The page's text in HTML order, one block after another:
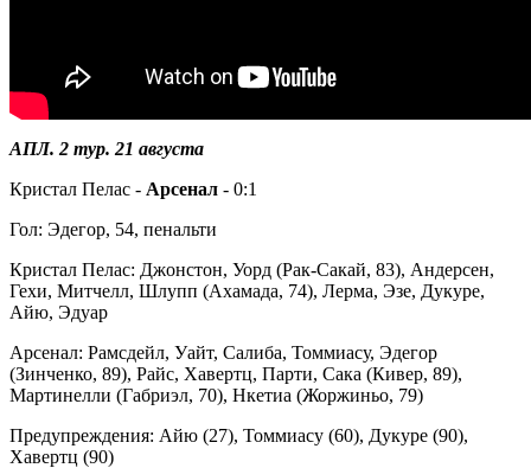
АПЛ. 2 тур. 21 августа
Кристал Пелас - Арсенал - 0:1
Гол: Эдегор, 54, пенальти
Кристал Пелас: Джонстон, Уорд (Рак-Сакай, 83), Андерсен,
Гехи, Митчелл, Шлупп (Ахамада, 74), Лерма, Эзе, Дукуре,
Айю, Эдуар
Арсенал: Рамсдейл, Уайт, Салиба, Томмиасу, Эдегор
(Зинченко, 89), Райс, Хавертц, Парти, Сака (Кивер, 89),
Мартинелли (Габриэл, 70), Нкетиа (Жоржиньо, 79)
Предупреждения: Айю (27), Томмиасу (60), Дукуре (90),
Хавертц (90)